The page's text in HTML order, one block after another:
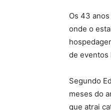
Os 43
onde o
de eventos
Segundo
meses do
que atrai